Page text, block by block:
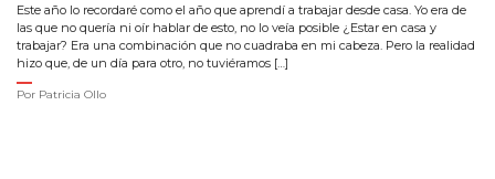
Este año lo recordaré como el año que aprendí a trabajar desde casa. Yo era de
las que no quería ni oír hablar de esto, no lo veía posible ¿Estar en casa y
trabajar? Era una combinación que no cuadraba en mi cabeza. Pero la realidad
hizo que, de un día para otro, no tuviéramos […]
Por Patricia Ollo